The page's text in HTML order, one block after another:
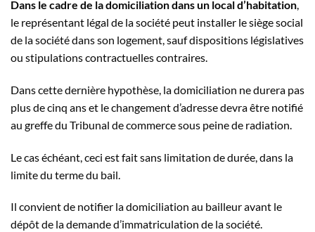
Dans le cadre de la domiciliation dans un local d’habitation,
le représentant légal de la société peut installer le siège social
de la société dans son logement, sauf dispositions législatives
ou stipulations contractuelles contraires.
Dans cette dernière hypothèse, la domiciliation ne durera pas
plus de cinq ans et le changement d’adresse devra être notifié
au greffe du Tribunal de commerce sous peine de radiation.
Le cas échéant, ceci est fait sans limitation de durée, dans la
limite du terme du bail.
Il convient de notifier la domiciliation au bailleur avant le
dépôt de la demande d’immatriculation de la société.